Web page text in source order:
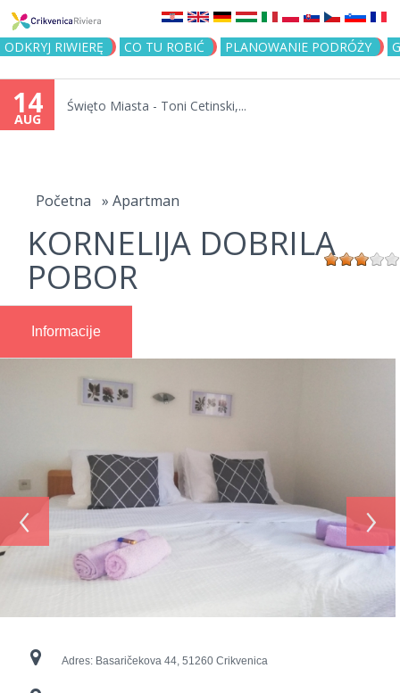
Jump to navigation
ODKRYJ RIWIERĘ CO TU ROBIĆ PLANOWANIE PODRÓŻY
14
AUG
Święto Miasta - Toni Cetinski,...
here
Početna » Apartman
KORNELIJA DOBRILA
POBOR
Informacije
‹ ›
Adres: Basaričekova 44, 51260 Crikvenica